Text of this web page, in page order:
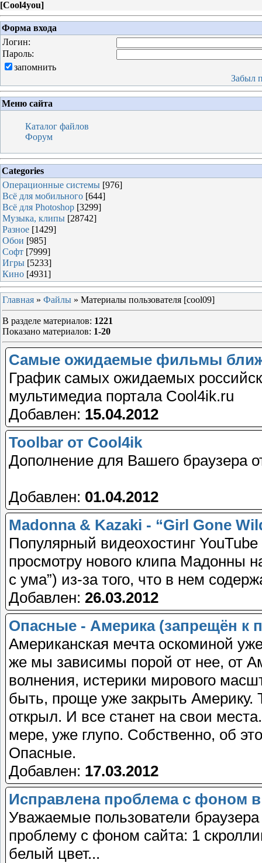
[Cool4you]
Форма входа
Логин:
Пароль:
запомнить
Забыл
Меню сайта
Каталог файлов
Форум
Categories
Операционные системы [976]
Всё для мобильного [644]
Всё для Photoshop [3299]
Музыка, клипы [28742]
Разное [1429]
Обои [985]
Софт [7999]
Игры [5233]
Кино [4931]
Главная » Файлы » Материалы пользователя [cool09]
В разделе материалов: 1221
Показано материалов: 1-20
Самые ожидаемые фильмы
График самых ожидаемых
мультимедиа портала Cool4ik.ru
Добавлен: 15.04.2012
Toolbar от Cool4ik
Дополнение для Вашего браузера
Добавлен: 01.04.2012
Madonna & Kazaki - “Girl Gone
Популярный видеохостинг
просмотру нового клипа Мадонны
с ума”) из-за того, что в нем
Добавлен: 26.03.2012
Опасные - Америка (запрещён к
Американская мечта оскоминой
же мы зависимы порой от нее, от
волнения, истерики мирового
быть, проще уже закрыть Америку.
открыл. И все станет на свои
мере, уже глупо. Собственно, об
Опасные.
Добавлен: 17.03.2012
Исправлена проблема с фоном в
Уважаемые пользователи
проблему с фоном сайта: 1
белый цвет...